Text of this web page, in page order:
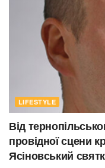
LIFESTYLE
Від
провідної сцени
Ясіновський